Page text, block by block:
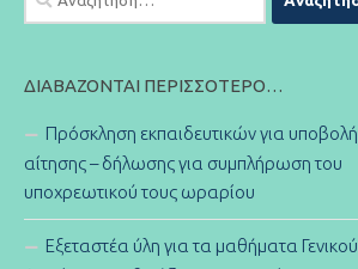
για:
ΔΙΑΒΆΖΟΝΤΑΙ ΠΕΡΙΣΣΌΤΕΡΟ…
Πρόσκληση εκπαιδευτικών για υποβολή
αίτησης – δήλωσης για συμπλήρωση του
υποχρεωτικού τους ωραρίου
Εξεταστέα ύλη για τα μαθήματα Γενικού